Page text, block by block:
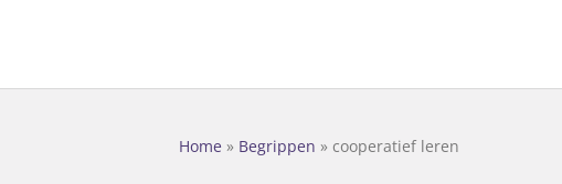
Home » Begrippen » cooperatief leren